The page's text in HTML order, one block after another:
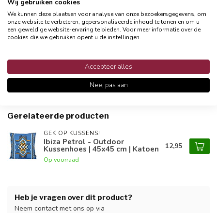
Reviews
Gerelateerde producten
GEK OP KUSSENS!
Ibiza Petrol - Outdoor
Kussenhoes | 45x45 cm | Katoen
Op voorraad
12,95
Heb je vragen over dit product?
Neem contact met ons op via
Wij gebruiken cookies
We kunnen deze plaatsen voor analyse van onze bezoekersgegevens, om
onze website te verbeteren, gepersonaliseerde inhoud te tonen en om u
een geweldige website-ervaring te bieden. Voor meer informatie over de
cookies die we gebruiken opent u de instellingen.
Accepteer alles
Nee, pas aan